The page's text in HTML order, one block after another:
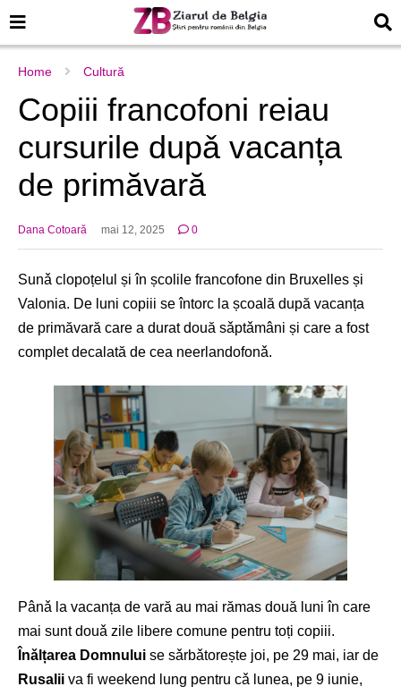
Home Cultură
Copiii francofoni reiau
cursurile dupǎ vacanța
de primăvară
Dana Cotoară mai 12, 2025 0
Sunǎ clopoțelul și în școlile francofone din Bruxelles și
Valonia. De luni copiii se întorc la școală după vacanța
de primăvară care a durat două sǎptǎmâni și care a fost
complet decalată de cea neerlandofonǎ.
Pânǎ la vacanța de vară au mai rămas două luni în care
mai sunt douǎ zile libere comune pentru toți copiii.
Înǎlțarea Domnului se sǎrbǎtorește joi, pe 29 mai, iar de
Rusalii va fi weekend lung pentru cǎ lunea, pe 9 iunie,